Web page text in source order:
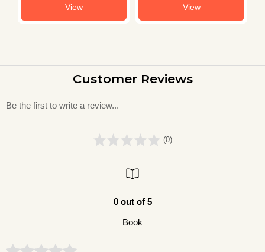
View View
Customer Reviews
Be the first to write a review...
(0)
0 out of 5
Book